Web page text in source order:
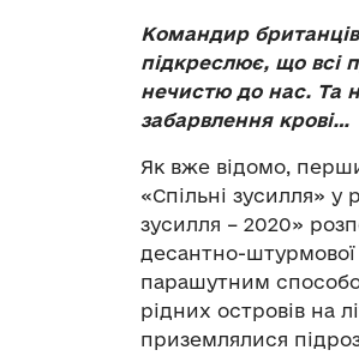
Командир
підкреслює, що всі
нечистю до нас. Та
забарвлення крові…
Як вже відомо,
«Спільні зусилля» у
зусилля – 2020»
десантно-штурмової
парашутним
рідних островів на
приземлялися